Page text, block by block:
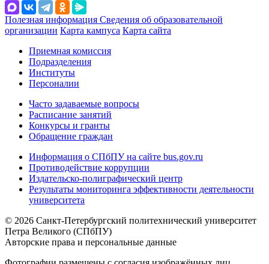
Полезная информация Сведения об образовательной
организации Карта кампуса Карта сайта
Приемная комиссия
Подразделения
Институты
Персоналии
Часто задаваемые вопросы
Расписание занятий
Конкурсы и гранты
Обращение граждан
Информация о СПбПУ на сайте bus.gov.ru
Противодействие коррупции
Издательско-полиграфический центр
Результаты мониторинга эффективности деятельности
университета
© 2026 Санкт-Петербургский политехнический университет
Петра Великого (СПбПУ)
Авторские права и персональные данные